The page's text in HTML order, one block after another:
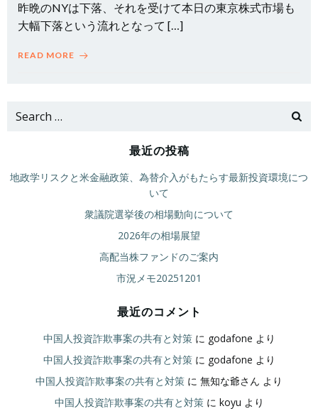
昨晩のNYは下落、それを受けて本日の東京株式市場も
大幅下落という流れとなって […]
READ MORE
Search
最近の投稿
地政学リスクと米金融政策、為替介入がもたらす最新投資環境につ
いて
衆議院選挙後の相場動向について
2026年の相場展望
高配当株ファンドのご案内
市況メモ20251201
最近のコメント
中国人投資詐欺事案の共有と対策に godafone より
中国人投資詐欺事案の共有と対策に godafone より
中国人投資詐欺事案の共有と対策 に 無知な爺さん より
中国人投資詐欺事案の共有と対策に koyu より